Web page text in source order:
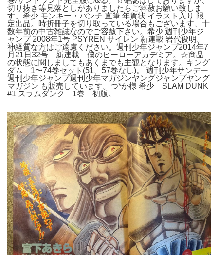
切り抜き等見落としがありましたらご容赦お願い致しま
す。希少 モンキー・パンチ 直筆 年賀状 イラスト入り 限
定出品。時折冊子を切り取っている場合もございます、十
数年前の中古雑誌なのでご容赦下さい。希少 週刊少年ジ
ャンプ 2008年1号 PSYREN サイレン 新連載 岩代俊明。
神経質な方はご遠慮ください。週刊少年ジャンプ2014年7
月21日32号 新連載 僕のヒーローアカデミア。☆商品
の状態に関しましてもあくまでも主観となります。キング
ダム 1〜74巻セット(51、57巻なし)。 週刊少年サンデー
週刊少年ジャンプ週刊少年マガジンヤングジャンプヤング
マガジン も販売しています。つ*か様 希少 SLAM DUNK
#1 スラムダンク 1巻 初版。